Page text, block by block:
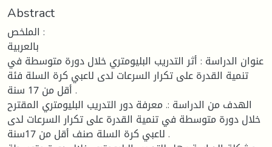
Abstract
الملخص :
بالعربية
عنوان الدراسة : أثر التدريب البليومتري خلال دورة متوسطة في
تنمية القدرة على تكرار السرعات لدى لاعبي كرة السلة فئة
أقل من 17 سنة .
الهدف من الدراسة :. معرفة دور التدريب البليومتري المقترح
خلال دورة متوسطة في تنمية القدرة على تكرار السرعات لدى
لاعبي كرة السلة صنف أقل من 17سنة .